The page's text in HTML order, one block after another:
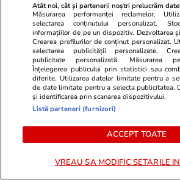
Știri România
Soluția propusă de fostul
ministru al Energiei pentru
scumpirile de la pompă: TVA
redus la 19% pentru carburanți
și acciză micșorată la motorină
Știri România
Atât noi, cât și partenerii noștri prelucrăm
Măsurarea performanței reclamelor.
selectarea conținutului personalizat.
informațiilor de pe un dispozitiv. Dezvoltarea
Crearea profilurilor de conținut personalizat.
selectarea publicității personalizate.
publicitate personalizată. Măsurarea
Înțelegerea publicului prin statistici sau
diferite. Utilizarea datelor limitate pentru a
de date limitate pentru a selecta publicitatea.
și identificarea prin scanarea dispozitivului.
Listă parteneri (furnizori)
ACCEPT TOATE
VREAU SA MODIFIC SETARILE